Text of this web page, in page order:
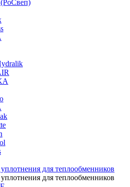
(РоСвеп)
для теплообменников
для теплообменников